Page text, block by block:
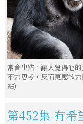
常會出錯，讓人覺得他
不去思考，反而更應該
站)
第452集-有希